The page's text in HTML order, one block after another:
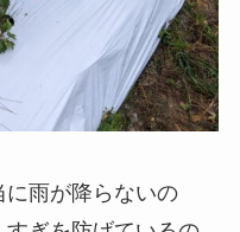
雨が降らないの